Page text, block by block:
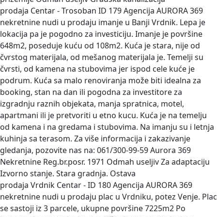
prodaja Centar - Trosoban ID 179 Agencija AURORA 369
nekretnine nudi u prodaju imanje u Banji Vrdnik. Lepa je
lokacija pa je pogodno za investiciju. Imanje je površine
648m2, poseduje kuću od 108m2. Kuća je stara, nije od
čvrstog materijala, od mešanog materijala je. Temelji su
čvrsti, od kamena na stubovima jer ispod cele kuće je
podrum. Kuća sa malo renoviranja može biti idealna za
booking, stan na dan ili pogodna za investitore za
izgradnju raznih objekata, manja spratnica, motel,
apartmani ili je pretvoriti u etno kucu. Kuća je na temelju
od kamena i na gredama i stubovima. Na imanju su i letnja
kuhinja sa terasom. Za više informacija i zakazivanje
gledanja, pozovite nas na: 061/300-99-59 Aurora 369
Nekretnine Reg.br.posr. 1971 Odmah useljiv Za adaptaciju
Izvorno stanje. Stara gradnja. Ostava
prodaja Vrdnik Centar -ID 180 Agencija AURORA 369
nekretnine nudi u prodaju plac u Vrdniku, potez Venje. Plac
se sastoji iz 3 parcele, ukupne površine 7225m2 Po